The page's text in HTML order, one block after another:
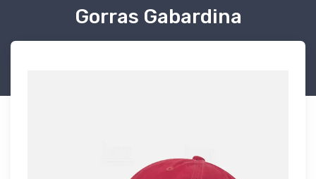
Gorras Gabardina